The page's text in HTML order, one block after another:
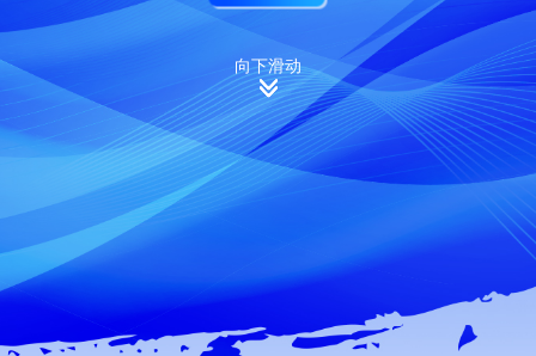
向下滑动